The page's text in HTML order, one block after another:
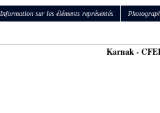
Information sur les éléments représentés